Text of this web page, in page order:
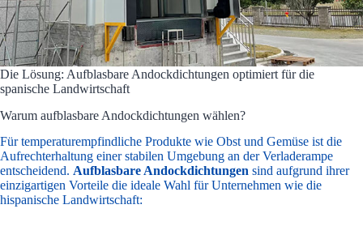
Die Lösung: Aufblasbare Andockdichtungen optimiert für die
spanische Landwirtschaft
Warum aufblasbare Andockdichtungen wählen?
Für temperaturempfindliche Produkte wie Obst und Gemüse ist die
Aufrechterhaltung einer stabilen Umgebung an der Verladerampe
entscheidend. Aufblasbare Andockdichtungen sind aufgrund ihrer
einzigartigen Vorteile die ideale Wahl für Unternehmen wie die
hispanische Landwirtschaft: